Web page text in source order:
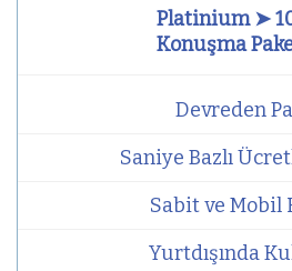
Platinium ➤
Konuşma
Devreden
Saniye Bazlı
Sabit ve Mobil
Yurtdışında